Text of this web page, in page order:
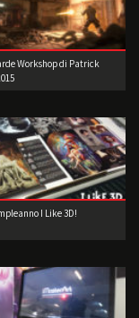
Workshop di Patrick
I Like 3D!